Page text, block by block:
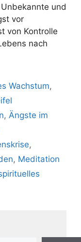
und
vor
von Kontrolle
nach
Wachstum,
, Ängste im
,
, Meditation